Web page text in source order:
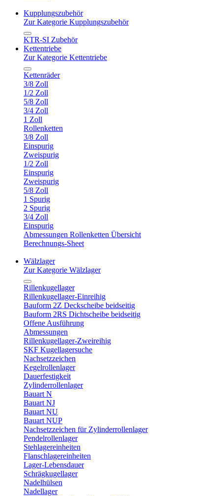
Kupplungszubehör
Zur Kategorie Kupplungszubehör
KTR-SI Zubehör
Kettentriebe
Zur Kategorie Kettentriebe
Kettenräder
3/8 Zoll
1/2 Zoll
5/8 Zoll
3/4 Zoll
1 Zoll
Rollenketten
3/8 Zoll
Einspurig
Zweispurig
1/2 Zoll
Einspurig
Zweispurig
5/8 Zoll
1 Spurig
2 Spurig
3/4 Zoll
Einspurig
Abmessungen Rollenketten Übersicht
Berechnungs-Sheet
Wälzlager
Zur Kategorie Wälzlager
Rillenkugellager
Rillenkugellager-Einreihig
Bauform 2Z Deckscheibe beidseitig
Bauform 2RS Dichtscheibe beidseitig
Offene Ausführung
Abmessungen
Rillenkugellager-Zweireihig
SKF Kugellagersuche
Nachsetzzeichen
Kegelrollenlager
Dauerfestigkeit
Zylinderrollenlager
Bauart N
Bauart NJ
Bauart NU
Bauart NUP
Nachsetzzeichen für Zylinderrollenlager
Pendelrollenlager
Stehlagereinheiten
Flanschlagereinheiten
Lager-Lebensdauer
Schrägkugellager
Nadelhülsen
Nadellager